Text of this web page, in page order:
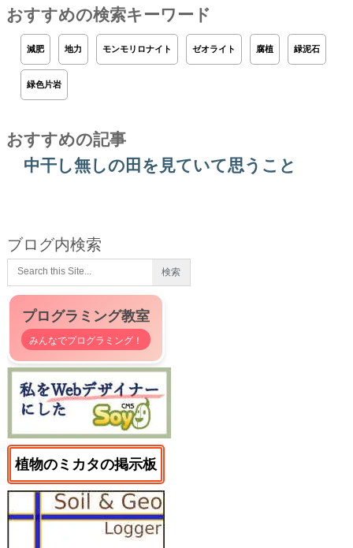
おすすめの検索キーワード
減肥 地力 モンモリロナイト ゼオライト 腐植 緑泥石
緑色片岩
おすすめの記事
中干し無しの田を見ていて思うこと
ブログ内検索
プログラミング教室
みんなでプログラミング！
植物のミカタの掲示板